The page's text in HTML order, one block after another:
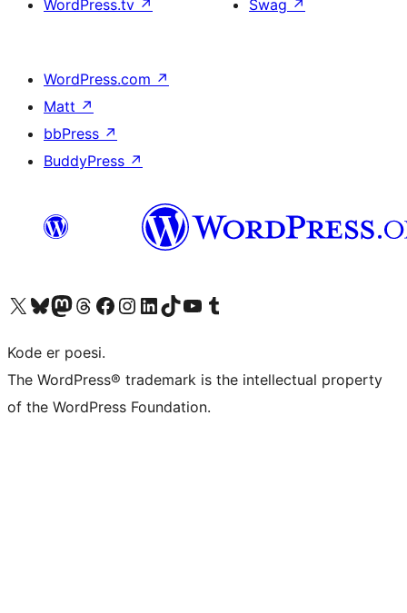
WordPress.tv ↗
Swag ↗
WordPress.com ↗
Matt ↗
bbPress ↗
BuddyPress ↗
Visit our X (formerly Twitter) account
Visit our Bluesky account
Visit our Mastodon account
Visit our Threads account
Visit our Facebook page
Visit our Instagram account
Visit our LinkedIn account
Visit our TikTok account
Visit our YouTube channel
Visit our Tumblr account
Kode er poesi.
The WordPress® trademark is the intellectual property
of the WordPress Foundation.